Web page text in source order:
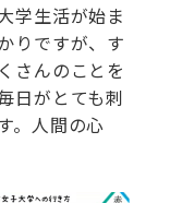
学生活が始ま
りですが、す
さんのことを
日がとても刺
。人間の心